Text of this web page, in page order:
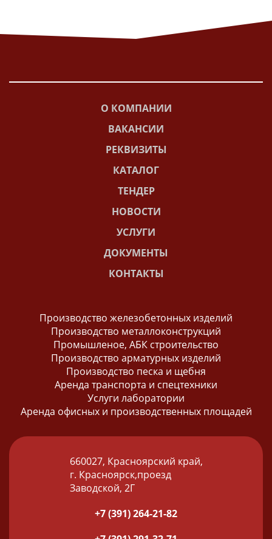
О КОМПАНИИ
ВАКАНСИИ
РЕКВИЗИТЫ
КАТАЛОГ
ТЕНДЕР
НОВОСТИ
УСЛУГИ
ДОКУМЕНТЫ
КОНТАКТЫ
Производство железобетонных изделий
Производство металлоконструкций
Промышленое, АБК строительство
Производство арматурных изделий
Производство песка и щебня
Аренда транспорта и спецтехники
Услуги лаборатории
Аренда офисных и производственных площадей
660027, Красноярский край,
г. Красноярск,проезд
Заводской, 2Г
+7 (391) 264-21-82